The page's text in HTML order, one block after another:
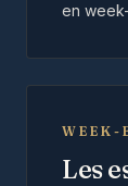
en
WEEK-
Les